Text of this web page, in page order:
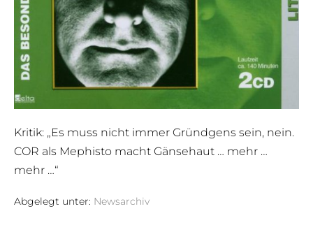
Kritik: „Es muss nicht immer Gründgens sein, nein.
COR als Mephisto macht Gänsehaut … mehr …
mehr …“
Abgelegt unter: Newsarchiv